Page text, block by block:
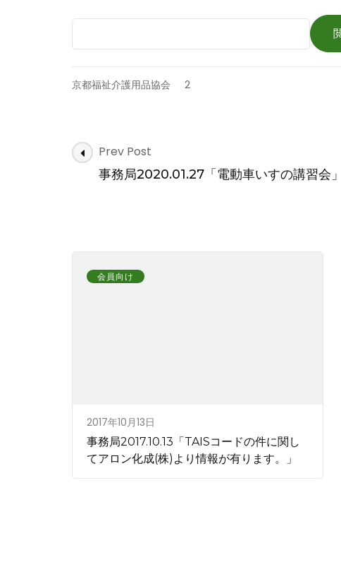
京都福祉介護用品協会 2
Post
Navigation
Prev Post
事務局2020.01.27「電動車いすの講習会」
会員向け
2017年10月13日
事務局2017.10.13「TAISコードの件に関し
てアロン化成(株)より情報が有ります。」